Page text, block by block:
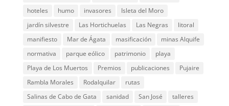
hoteles
humo invasores
Isleta del Moro
jardín silvestre
Las Hortichuelas Las Negras
litoral
manifiesto
Mar de Ágata masificación
minas Alquife
normativa
parque eólico patrimonio
playa
Playa de Los Muertos
Premios publicaciones
Pujaire
Rambla Morales
Rodalquilar
rutas
Salinas de Cabo de Gata
sanidad San José
talleres